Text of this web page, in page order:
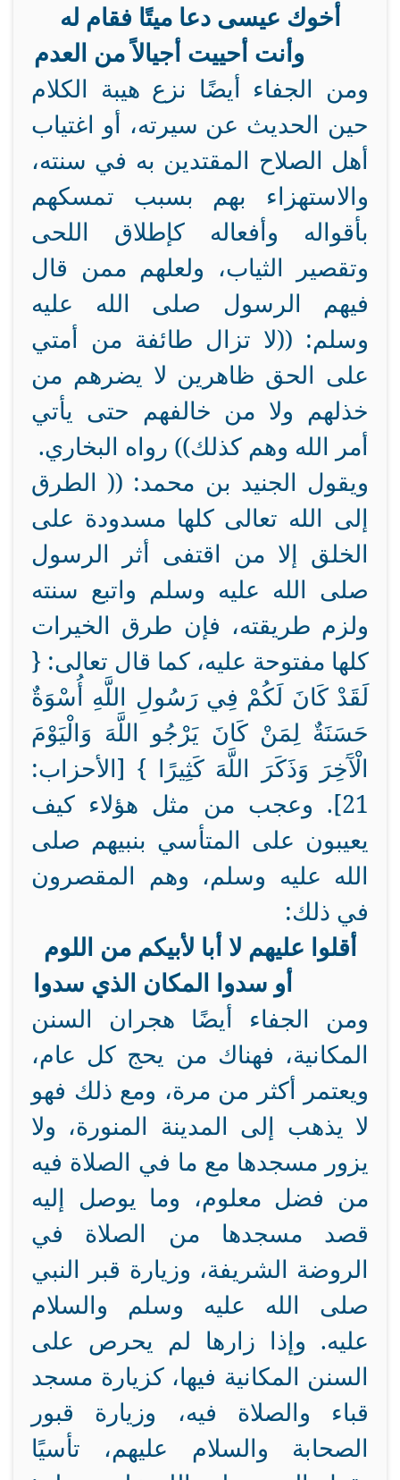
أخوك عيسى دعا ميتًا فقام له
وأنت أحييت أجيالاً من العدم
ومن الجفاء أيضًا نزع هيبة الكلام
حين الحديث عن سيرته، أو اغتياب
أهل الصلاح المقتدين به في سنته،
والاستهزاء بهم بسبب تمسكهم
بأقواله وأفعاله كإطلاق اللحى
وتقصير الثياب، ولعلهم ممن قال
فيهم الرسول صلى الله عليه
وسلم: ((لا تزال طائفة من أمتي
على الحق ظاهرين لا يضرهم من
خذلهم ولا من خالفهم حتى يأتي
أمر الله وهم كذلك)) رواه البخاري.
ويقول الجنيد بن محمد: (( الطرق
إلى الله تعالى كلها مسدودة على
الخلق إلا من اقتفى أثر الرسول
صلى الله عليه وسلم واتبع سنته
ولزم طريقته، فإن طرق الخيرات
كلها مفتوحة عليه، كما قال تعالى: {
لَقَدْ كَانَ لَكُمْ فِي رَسُولِ اللَّهِ أُسْوَةٌ
حَسَنَةٌ لِمَنْ كَانَ يَرْجُو اللَّهَ وَالْيَوْمَ
الْآَخِرَ وَذَكَرَ اللَّهَ كَثِيرًا } [الأحزاب:
21]. وعجب من مثل هؤلاء كيف
يعيبون على المتأسي بنبيهم صلى
الله عليه وسلم، وهم المقصرون
في ذلك:
أقلوا عليهم لا أبا لأبيكم من اللوم
أو سدوا المكان الذي سدوا
ومن الجفاء أيضًا هجران السنن
المكانية، فهناك من يحج كل عام،
ويعتمر أكثر من مرة، ومع ذلك فهو
لا يذهب إلى المدينة المنورة، ولا
يزور مسجدها مع ما في الصلاة فيه
من فضل معلوم، وما يوصل إليه
قصد مسجدها من الصلاة في
الروضة الشريفة، وزيارة قبر النبي
صلى الله عليه وسلم والسلام
عليه. وإذا زارها لم يحرص على
السنن المكانية فيها، كزيارة مسجد
قباء والصلاة فيه، وزيارة قبور
الصحابة والسلام عليهم، تأسيًا